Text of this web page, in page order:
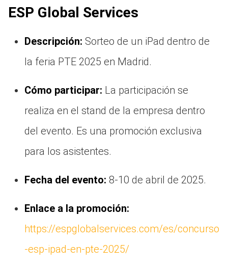
ESP Global Services
Descripción: Sorteo de un iPad dentro de
la feria PTE 2025 en Madrid.
Cómo participar: La participación se
realiza en el stand de la empresa dentro
del evento. Es una promoción exclusiva
para los asistentes.
Fecha del evento: 8-10 de abril de 2025.
Enlace a la promoción:
https://espglobalservices.com/es/concurso
-esp-ipad-en-pte-2025/